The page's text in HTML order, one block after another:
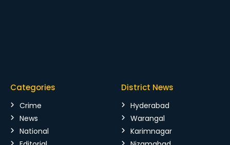
Categories
Crime
News
National
District News
Hyderabad
Warangal
Karimnagar